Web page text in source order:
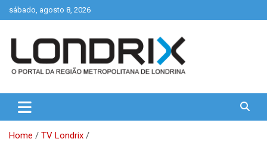
Skip
to
sábado, agosto 8, 2026
Londrix
Home
TV Londrix